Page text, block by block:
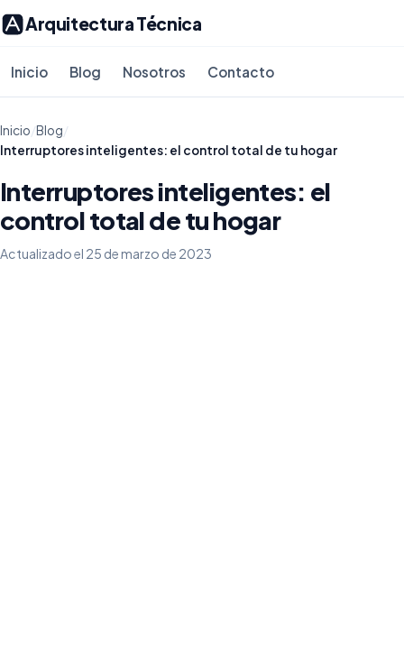
Arquitectura Técnica
Inicio Blog Nosotros Contacto
Inicio/Blog/
Interruptores inteligentes: el control total de tu hogar
Interruptores inteligentes: el
control total de tu hogar
Actualizado el 25 de marzo de 2023